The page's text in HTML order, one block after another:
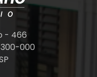
- 466
000